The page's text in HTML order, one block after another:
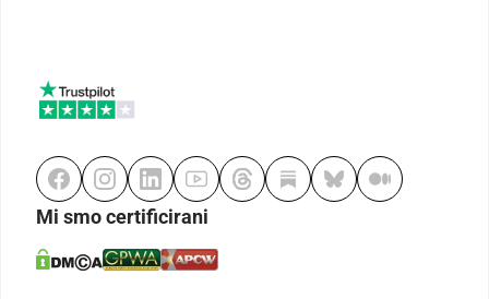
Mi smo certificirani